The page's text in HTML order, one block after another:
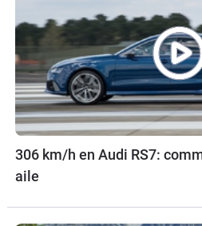
306 km/h en Audi RS7:
aile